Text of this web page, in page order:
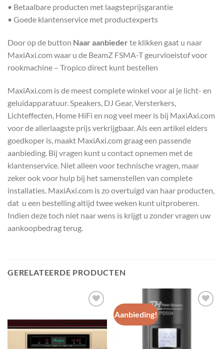
• Betaalbare producten met laagsteprijsgarantie
• Goede klantenservice met productexperts
Door op de button Naar aanbieder te klikken gaat u naar
MaxiAxi.com waar u de BeamZ FSMA-T geurvloeistof voor
rookmachine – Tropico direct kunt bestellen
MaxiAxi.com is de meest complete winkel voor al je licht- en
geluidapparatuur. Speakers, DJ Gear, Versterkers,
Lichteffecten, Home HiFi en nog veel meer is bij MaxiAxi.com
voor de allerlaagste prijs verkrijgbaar. Als een artikel elders
goedkoper is, maakt MaxiAxi.com graag een passende
aanbieding. Bij vragen kunt u contact opnemen met de
klantenservice. Niet alleen voor technische vragen, maar
zeker ook voor hulp bij het samenstellen van complete
installaties. MaxiAxi.com is zo overtuigd van haar producten,
dat u een bestelling altijd twee weken kunt uitproberen.
Indien deze toch niet naar wens is krijgt u zonder vragen uw
aankoopbedrag terug.
GERELATEERDE PRODUCTEN
Toevoegen
aan
wenslijst
Aanbieding!